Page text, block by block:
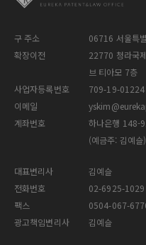
구 주소
06716 서울특
확장이전
22770 청라국
브 티아모 7층
사업자등록번호
709-19-01224
이메일
계좌번호
하나은행 148-
(예금주: 김예슬)
대표변리사
김예슬
전화번호
02-6925-1029
팩스
0504-067-
광고책임변리사
김예슬